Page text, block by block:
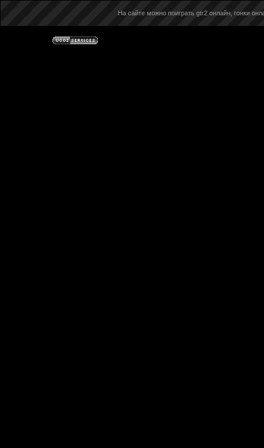
На сайте можно поиграть gtr2 онлайн, гонки